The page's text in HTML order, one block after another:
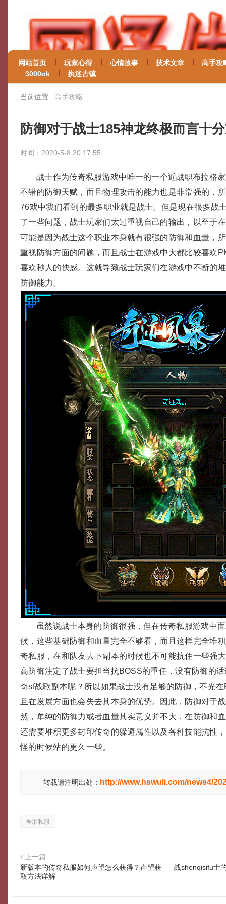
网站首页 玩家心得 心情故事 技术文章
高手攻
3000ok
执迷古镇
当前位置 : 高手攻略
防御对于战士185神龙终极而言十
时间：2020-5-8 20:17:55
战士作为传奇私服游戏中唯一的一个近战职布拉格
不错的防御天赋，而且物理攻击的能力也是非常强的，
76戏中我们看到的最多职业就是战士。但是现在很多战
了一些问题，战士玩家们太过重视自己的输出，以至于
可能是因为战士这个职业本身就有很强的防御和血量，
重视防御方面的问题，而且战士在游戏中大都比较喜欢
喜欢秒人的快感。这就导致战士玩家们在游戏中不断的
防御能力。
虽然说战士本身的防御很强，但在传奇私服游戏中
候，这些基础防御和血量完全不够看，而且这样完全堆
奇私服，在和队友去下副本的时候也不可能抗住一些强
高防御注定了战士要担当抗BOSS的重任，没有防御的
奇sf战歌副本呢？所以如果战士没有足够的防御，不光
且在发展方面也会失去其本身的优势。因此，防御对于
然，单纯的防御力或者血量其实意义并不大，在防御和
还需要堆积更多封印传奇的躲避属性以及各种技能抗性
怪的时候站的更久一些。
转载请注明出处： http://www.hswuli.com/news4/
神泪私服
上一篇
新版本的传奇私服如何声望怎么获得？声望获
取方法详解
战shenqisifu士